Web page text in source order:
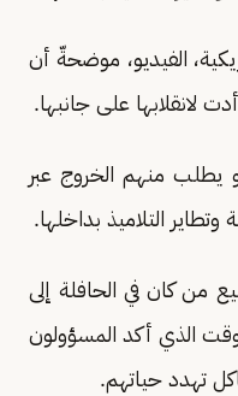
الفيديو، موضحةّ أن
لانقلابها على جانبها.
يطلب منهم الخروج عبر
التلاميذ بداخلها.
من كان في الحافلة إلى
الذي أكد المسؤولون
تهدد حياتهم.